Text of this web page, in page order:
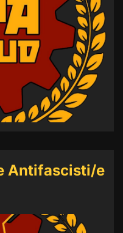
Antifascisti/e